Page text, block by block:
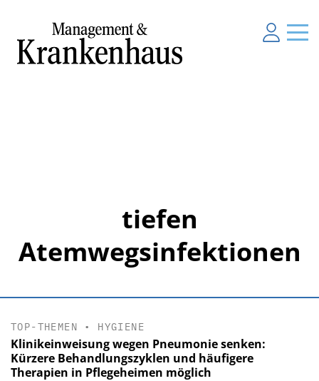
tiefen
Atemwegsinfektionen
TOP-THEMEN • HYGIENE
Klinikeinweisung wegen Pneumonie senken:
Kürzere Behandlungszyklen und häufigere
Therapien in Pflegeheimen möglich